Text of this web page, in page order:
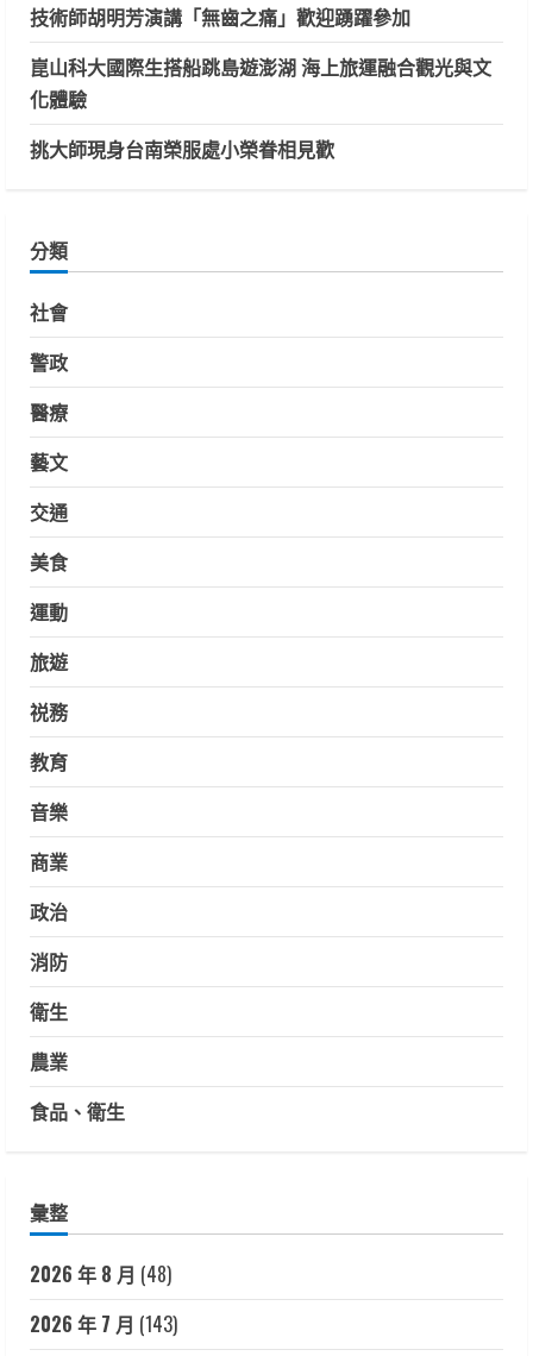
技術師胡明芳演講「無齒之痛」歡迎踴躍參加
崑山科大國際生搭船跳島遊澎湖 海上旅運融合觀光與文
化體驗
挑大師現身台南榮服處小榮眷相見歡
分類
社會
警政
醫療
藝文
交通
美食
運動
旅遊
祱務
教育
音樂
商業
政治
消防
衛生
農業
食品、衛生
彙整
2026 年 8 月 (48)
2026 年 7 月 (143)